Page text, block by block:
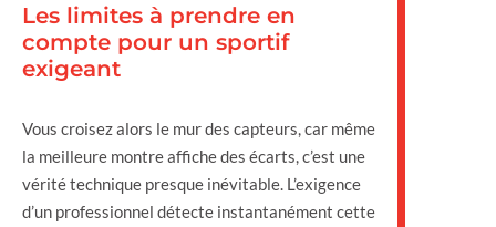
Les limites à prendre en
compte pour un sportif
exigeant
Vous croisez alors le mur des capteurs, car même
la meilleure montre affiche des écarts, c’est une
vérité technique presque inévitable. L’exigence
d’un professionnel détecte instantanément cette